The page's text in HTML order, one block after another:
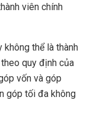
viên chính
thể là thành
quy định của
vốn và góp
góp tối đa không